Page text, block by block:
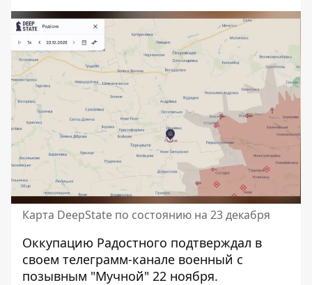
Карта DeepState по состоянию на 23 декабря
Оккупацию Радостного подтверждал в
своем телеграмм-канале военный с
позывным "Мучной" 22 ноября.